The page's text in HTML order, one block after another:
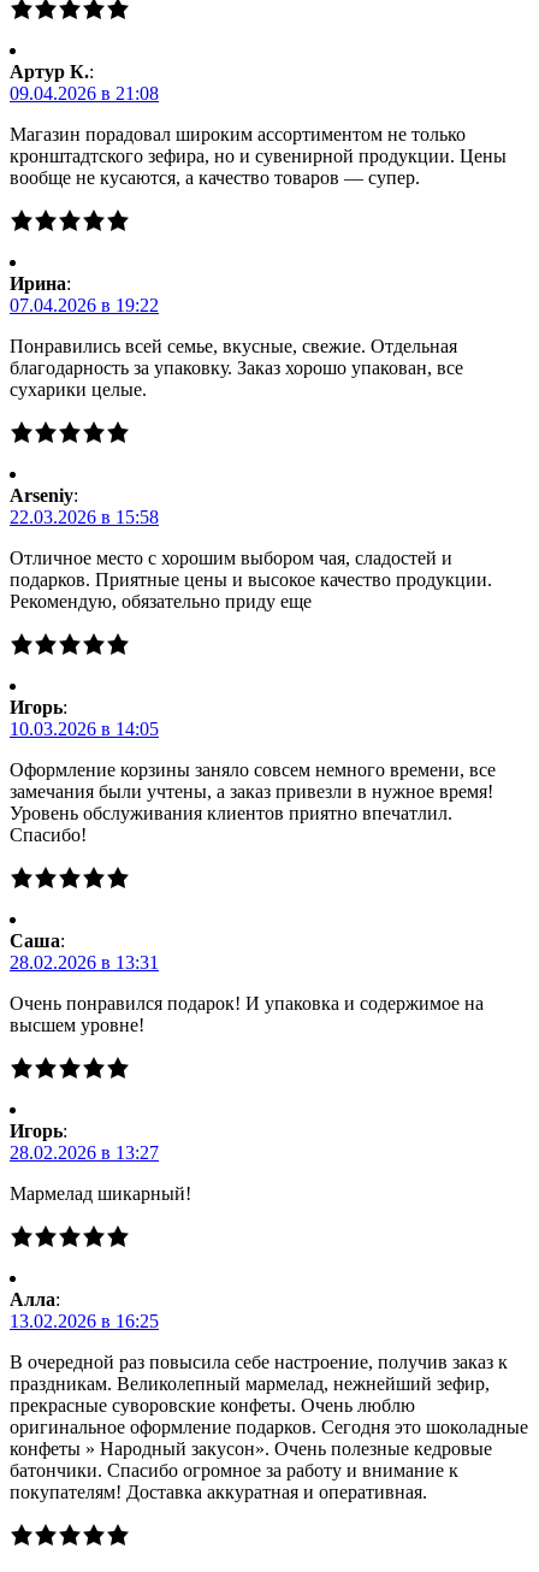
Артур К.:
09.04.2026 в 21:08
Магазин порадовал широким ассортиментом не только
кронштадтского зефира, но и сувенирной продукции. Цены
вообще не кусаются, а качество товаров — супер.
Ирина:
07.04.2026 в 19:22
Понравились всей семье, вкусные, свежие. Отдельная
благодарность за упаковку. Заказ хорошо упакован, все
сухарики целые.
Arseniy:
22.03.2026 в 15:58
Отличное место с хорошим выбором чая, сладостей и
подарков. Приятные цены и высокое качество продукции.
Рекомендую, обязательно приду еще
Игорь:
10.03.2026 в 14:05
Оформление корзины заняло совсем немного времени, все
замечания были учтены, а заказ привезли в нужное время!
Уровень обслуживания клиентов приятно впечатлил.
Спасибо!
Саша:
28.02.2026 в 13:31
Очень понравился подарок! И упаковка и содержимое на
высшем уровне!
Игорь:
28.02.2026 в 13:27
Мармелад шикарный!
Алла:
13.02.2026 в 16:25
В очередной раз повысила себе настроение, получив заказ к
праздникам. Великолепный мармелад, нежнейший зефир,
прекрасные суворовские конфеты. Очень люблю
оригинальное оформление подарков. Сегодня это шоколадные
конфеты » Народный закусон». Очень полезные кедровые
батончики. Спасибо огромное за работу и внимание к
покупателям! Доставка аккуратная и оперативная.